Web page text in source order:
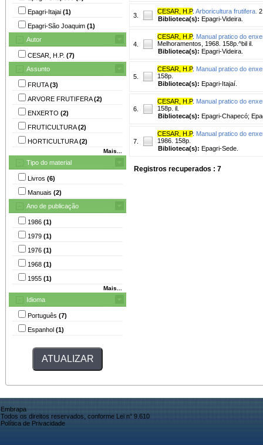
Epagri-Itajai (1)
Epagri-São Joaquim (1)
Autor
CESAR, H.P. (7)
Assunto
FRUTA(3)
ARVORE FRUTIFERA(2)
ENXERTO (2)
FRUTICULTURA(2)
HORTICULTURA(2)
Mais...
Tipo do material
Livros (6)
Manuais (2)
Ano de publicação
1986 (1)
1979 (1)
1976 (1)
1968 (1)
1955 (1)
Mais...
Idioma
Português (7)
Espanhol (1)
3.
CESAR, H.P. Arboricultura frutifera.
Biblioteca(s): Epagri-Videira.
4.
CESAR, H.P. Manual pratico do
Melhoramentos, 1968. 158p.^bil il.
Biblioteca(s): Epagri-Videira.
5.
CESAR, H.P. Manual pratico do
158p.
Biblioteca(s): Epagri-Itajaí.
6.
CESAR, H.P. Manual pratico do
158p. il.
Biblioteca(s): Epagri-Chapecó;
7.
CESAR, H.P. Manual pratico do
1986. 158p.
Biblioteca(s): Epagri-Sede.
Registros recuperados : 7
Embrapa
Todos os direitos reservados, conforme Lei n° 9.610
Política de Privacidade